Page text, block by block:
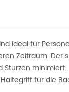
ideal für
Zeitraum. Der
Stürzen minimiert.
für die